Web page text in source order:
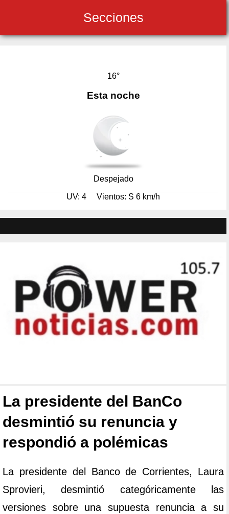
Secciones
16°
Esta noche
Despejado
UV: 4 Vientos: S 6 km/h
La presidente del BanCo
desmintió su renuncia y
respondió a polémicas
La presidente del Banco de Corrientes, Laura
Sprovieri, desmintió categóricamente las
versiones sobre una supuesta renuncia a su